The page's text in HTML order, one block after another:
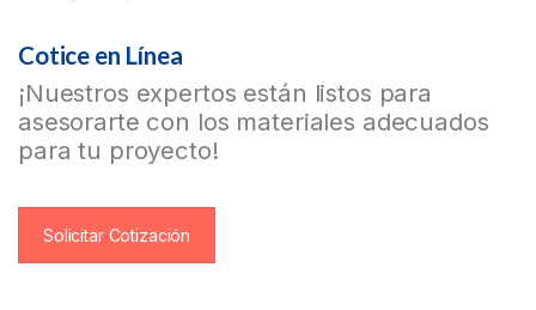
Cotice en Línea
¡Nuestros expertos están listos para
asesorarte con los materiales adecuados
para tu proyecto!
Solicitar Cotización